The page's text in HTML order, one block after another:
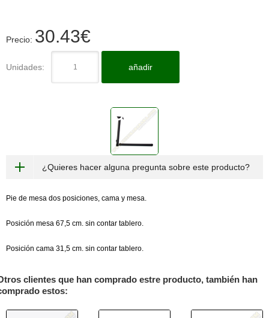
Precio: 30.43€
Unidades: añadir
¿Quieres hacer alguna pregunta sobre este producto?
Pie de mesa dos posiciones, cama y mesa.
Posición mesa 67,5 cm. sin contar tablero.
Posición cama 31,5 cm. sin contar tablero.
clientes que han comprado estre producto, también han
estos: